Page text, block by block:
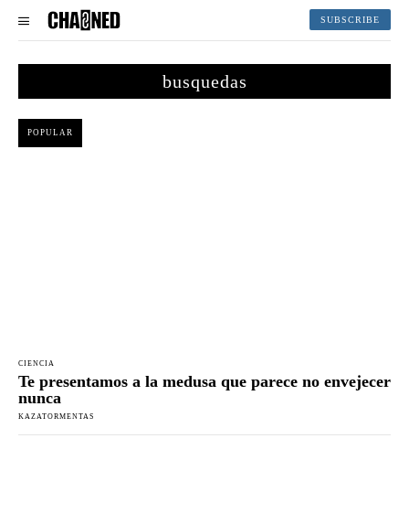
SUBSCRIBE
busquedas
POPULAR
CIENCIA
Te presentamos a la medusa que parece no envejecer
nunca
KAZATORMENTAS